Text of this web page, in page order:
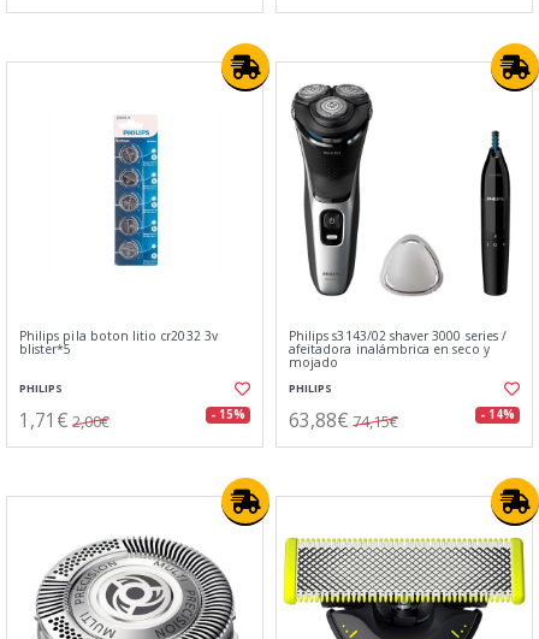
Philips pila boton litio cr2032 3v
blister*5
PHILIPS
1,71€ 2,00€ - 15%
Philips s3143/02 shaver 3000 series /
afeitadora inalámbrica en seco y
mojado
PHILIPS
63,88€ 74,15€ - 14%